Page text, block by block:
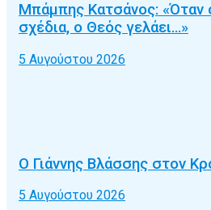
Μπάμπης Κατσάνος: «Όταν
σχέδια, ο Θεός γελάει…»
5 Αυγούστου 2026
Ο Γιάννης Βλάσσης στον
5 Αυγούστου 2026